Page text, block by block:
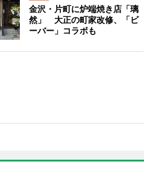
金沢・片町に炉端焼き店「璃
然」 大正の町家改修、「ビ
ーバー」コラボも